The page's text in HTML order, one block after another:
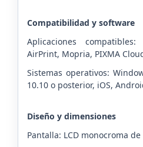
Compatibilidad y software
Aplicaciones
AirPrint, Mopria, PIXMA
Sistemas operativos:
10.10 o posterior, iOS,
Diseño y dimensiones
Pantalla: LCD monocroma